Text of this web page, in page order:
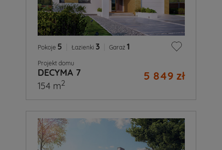
Pokoje 5 Łazienki 3 Garaż 1
Projekt domu
DECYMA 7 5 849 zł
154 m2